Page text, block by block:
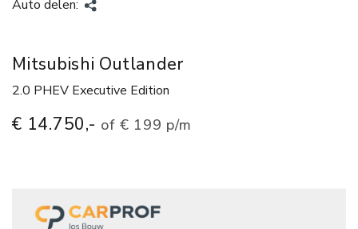
Auto delen:
Mitsubishi Outlander
2.0 PHEV Executive Edition
€ 14.750,- of € 199 p/m